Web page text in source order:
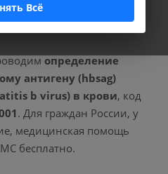
определение
антигену (hbsag)
b virus) в крови, код
. Для граждан России, у
медицинская помощь
бесплатно.
Всё